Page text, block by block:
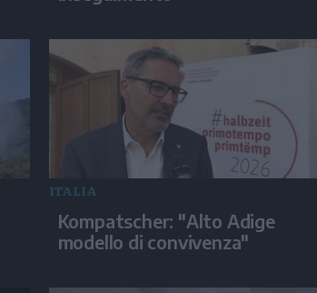
ITALIA
Kompatscher: "Alto Adige
modello di convivenza"